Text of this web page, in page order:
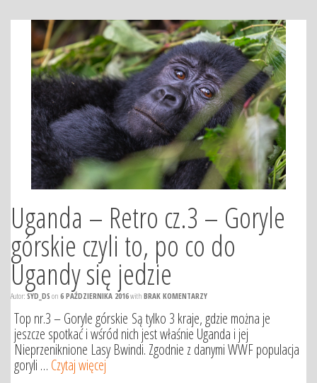
Uganda – Retro cz.3 – Goryle
górskie czyli to, po co do
Ugandy się jedzie
Autor: SYD_DS on 6 PAŹDZIERNIKA 2016with BRAK KOMENTARZY
Top nr.3 – Goryle górskie Są tylko 3 kraje, gdzie można je
jeszcze spotkać i wśród nich jest właśnie Uganda i jej
Nieprzeniknione Lasy Bwindi. Zgodnie z danymi WWF populacja
goryli … Czytaj więcej